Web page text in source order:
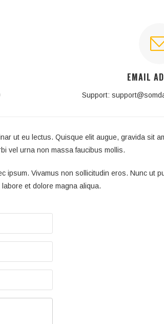
EMAIL
Support:
ut eu lectus. Quisque elit augue, gravida sit
vel urna non massa faucibus mollis.
Vivamus non sollicitudin eros. Nunc ut
et dolore magna aliqua.